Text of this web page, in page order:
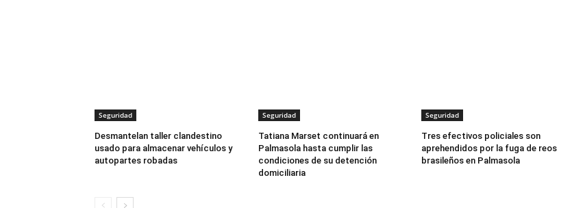
Seguridad
Desmantelan taller clandestino
usado para almacenar vehículos y
autopartes robadas
Seguridad
Tatiana Marset continuará en
Palmasola hasta cumplir las
condiciones de su detención
domiciliaria
Seguridad
Tres efectivos policiales son
aprehendidos por la fuga de reos
brasileños en Palmasola